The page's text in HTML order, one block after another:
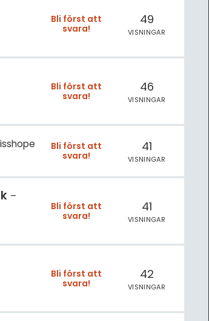
Bli först att
svara!
49
VISNINGAR
Bli först att
svara!
46
VISNINGAR
Bli först att
svara!
41
VISNINGAR
Bli först att
svara!
41
VISNINGAR
Bli först att
svara!
42
VISNINGAR